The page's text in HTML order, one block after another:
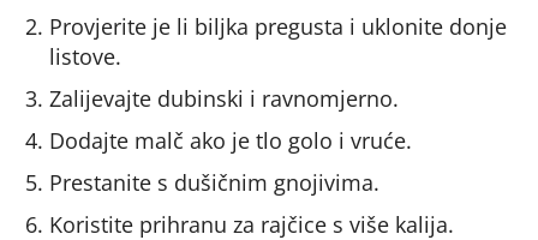
Provjerite je li biljka pregusta i uklonite donje
listove.
Zalijevajte dubinski i ravnomjerno.
Dodajte malč ako je tlo golo i vruće.
Prestanite s dušičnim gnojivima.
Koristite prihranu za rajčice s više kalija.